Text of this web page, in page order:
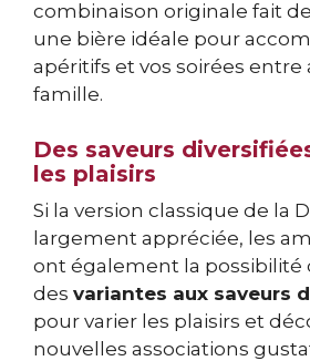
combinaison originale fait
une bière idéale pour
apéritifs et vos soirées entre
famille.
Des saveurs
les plaisirs
Si la version classique de la
largement appréciée, les
ont également la possibilité
des variantes aux saveurs
pour varier les plaisirs et
nouvelles associations